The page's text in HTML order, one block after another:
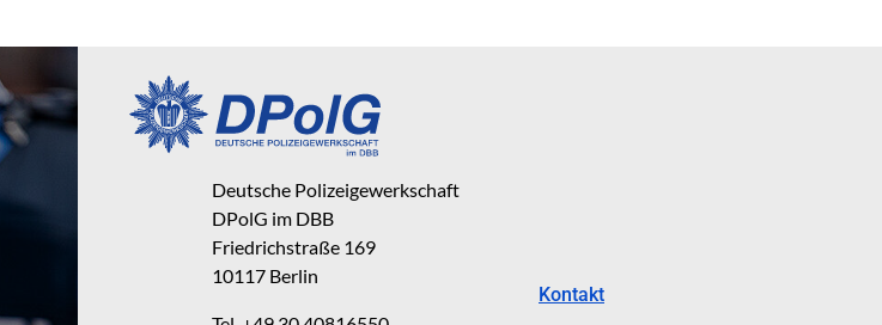
Deutsche Polizeigewerkschaft
DPolG im DBB
Friedrichstraße 169
10117 Berlin
Kontakt